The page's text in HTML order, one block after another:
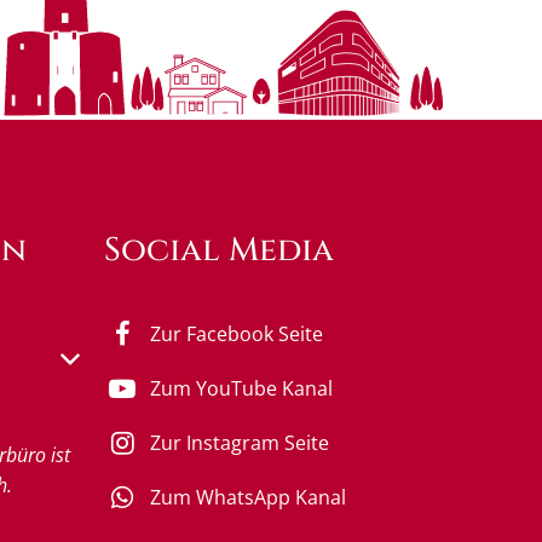
oder Schließzeiten auszublenden
ist
Social Media
Zur Facebook Seite
Zum YouTube Kanal
Zur Instagram Seite
Zum WhatsApp Kanal